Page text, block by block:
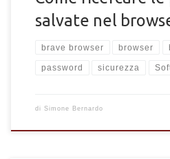
salvate nel
brave browser browser
password sicurezza
di Simone Bernardo